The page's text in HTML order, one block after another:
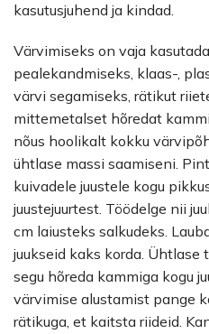
kasutusjuhend ja kindad.
Värvimiseks on vaja
pealekandmiseks, klaas-,
värvi segamiseks, rätikut
mittemetalset hõredat
nõus hoolikalt kokku
ühtlase massi saamiseni.
kuivadele juustele kogu
juustejuurtest. Töödelge nii
cm laiusteks salkudeks.
juukseid kaks korda. Ühtlase
segu hõreda kammiga kogu
värvimise alustamist pange
rätikuga, et kaitsta riideid.